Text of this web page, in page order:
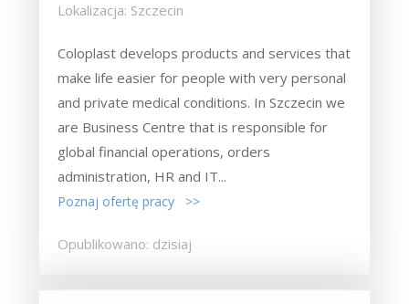
Lokalizacja: Szczecin
Coloplast develops products and services that
make life easier for people with very personal
and private medical conditions. In Szczecin we
are Business Centre that is responsible for
global financial operations, orders
administration, HR and IT...
Poznaj ofertę pracy >>
Opublikowano: dzisiaj